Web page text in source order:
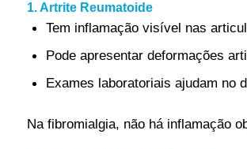
1. Artrite Reumatoide
Tem inflamação visível nas
Pode apresentar deformações
Exames laboratoriais ajudam no
Na fibromialgia, não há inflamação